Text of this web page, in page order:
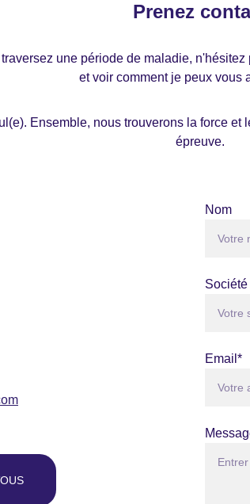
Prenez
une période de maladie,
et voir comment je peux vous
Ensemble, nous trouverons la force et
épreuve.
Nom
Société
Email*